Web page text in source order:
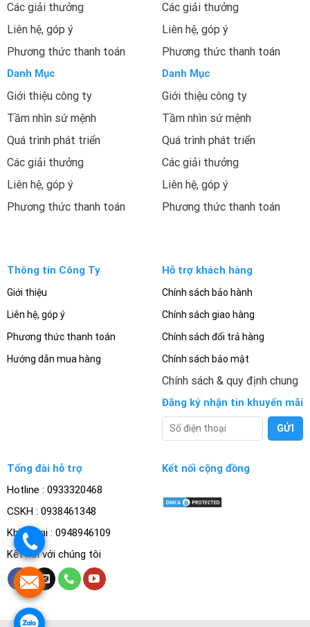
Các giải thưởng
Liên hệ, góp ý
Phương thức thanh toán
Các giải thưởng
Liên hệ, góp ý
Phương thức thanh toán
Danh Mục
Giới thiệu công ty
Tầm nhìn sứ mệnh
Quá trình phát triển
Các giải thưởng
Liên hệ, góp ý
Phương thức thanh toán
Danh Mục
Giới thiệu công ty
Tầm nhìn sứ mệnh
Quá trình phát triển
Các giải thưởng
Liên hệ, góp ý
Phương thức thanh toán
Thông tin Công Ty
Giới thiệu
Liên hệ, góp ý
Phương thức thanh toán
Hướng dẫn mua hàng
Hỗ trợ khách hàng
Chính sách bảo hành
Chính sách giao hàng
Chính sách đổi trả hàng
Chính sách bảo mật
Chính sách & quy định chung
Đăng ký nhận tin khuyến mãi
Tổng đài hỗ trợ
Hotline : 0933320468
CSKH : 0938461348
Khiếu nại : 0948946109
Kết nối với chúng tôi
Kết nối cộng đồng
.
.
.